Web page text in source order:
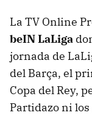
La TV Online
beIN LaLiga
jornada de
del Barça, el
Copa del Rey,
Partidazo ni